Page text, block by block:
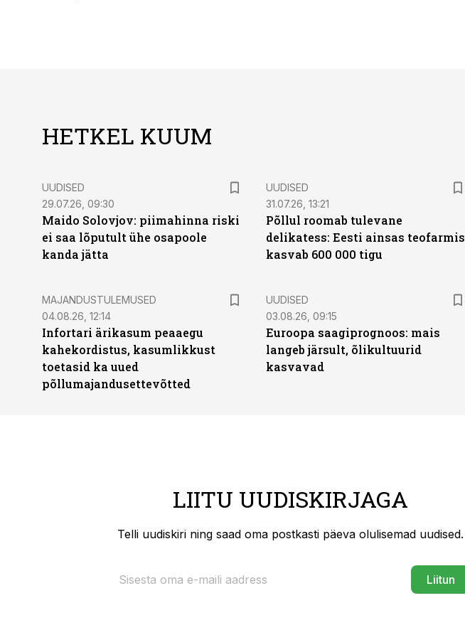
HETKEL KUUM
UUDISED
29.07.26, 09:30
Maido Solovjov: piimahinna riski
ei saa lõputult ühe osapoole
kanda jätta
UUDISED
31.07.26, 13:21
Põllul roomab tulevane
delikatess: Eesti ainsas teofarmis
kasvab 600 000 tigu
MAJANDUSTULEMUSED
04.08.26, 12:14
Infortari ärikasum peaaegu
kahekordistus, kasumlikkust
toetasid ka uued
põllumajandusettevõtted
UUDISED
03.08.26, 09:15
Euroopa saagiprognoos: mais
langeb järsult, õlikultuurid
kasvavad
LIITU UUDISKIRJAGA
Telli uudiskiri ning saad oma postkasti päeva olulisemad uudised.
Liitun